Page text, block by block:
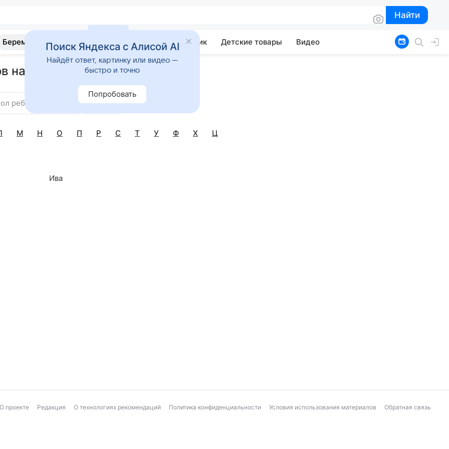
Найти
Найти
Беременность Развитие Почемучка Учебник Детские товары Видео
на букву И
ребенка Найти
М Н О П Р С Т У Ф Х Ц
Ива
О проекте Редакция О технологиях рекомендаций Политика конфиденциальности Условия использования материалов Обратная связь
Поиск Яндекса с Алисой AI
Найдёт ответ, картинку или видео —
быстро и точно
Попробовать